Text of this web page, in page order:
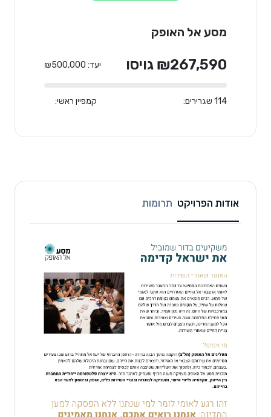
מסע אל האופק
₪267,590 גויסו יעד: ₪500,000
114 שגרירים: קמפיין ראשי:
אודות הפרויקט תרומות